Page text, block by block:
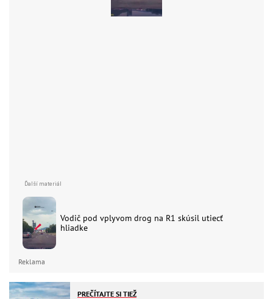
Vodič pod vplyvom drog na R1 skúsil utiecť
hliadke
Reklama
PREČÍTAJTE SI TIEŽ